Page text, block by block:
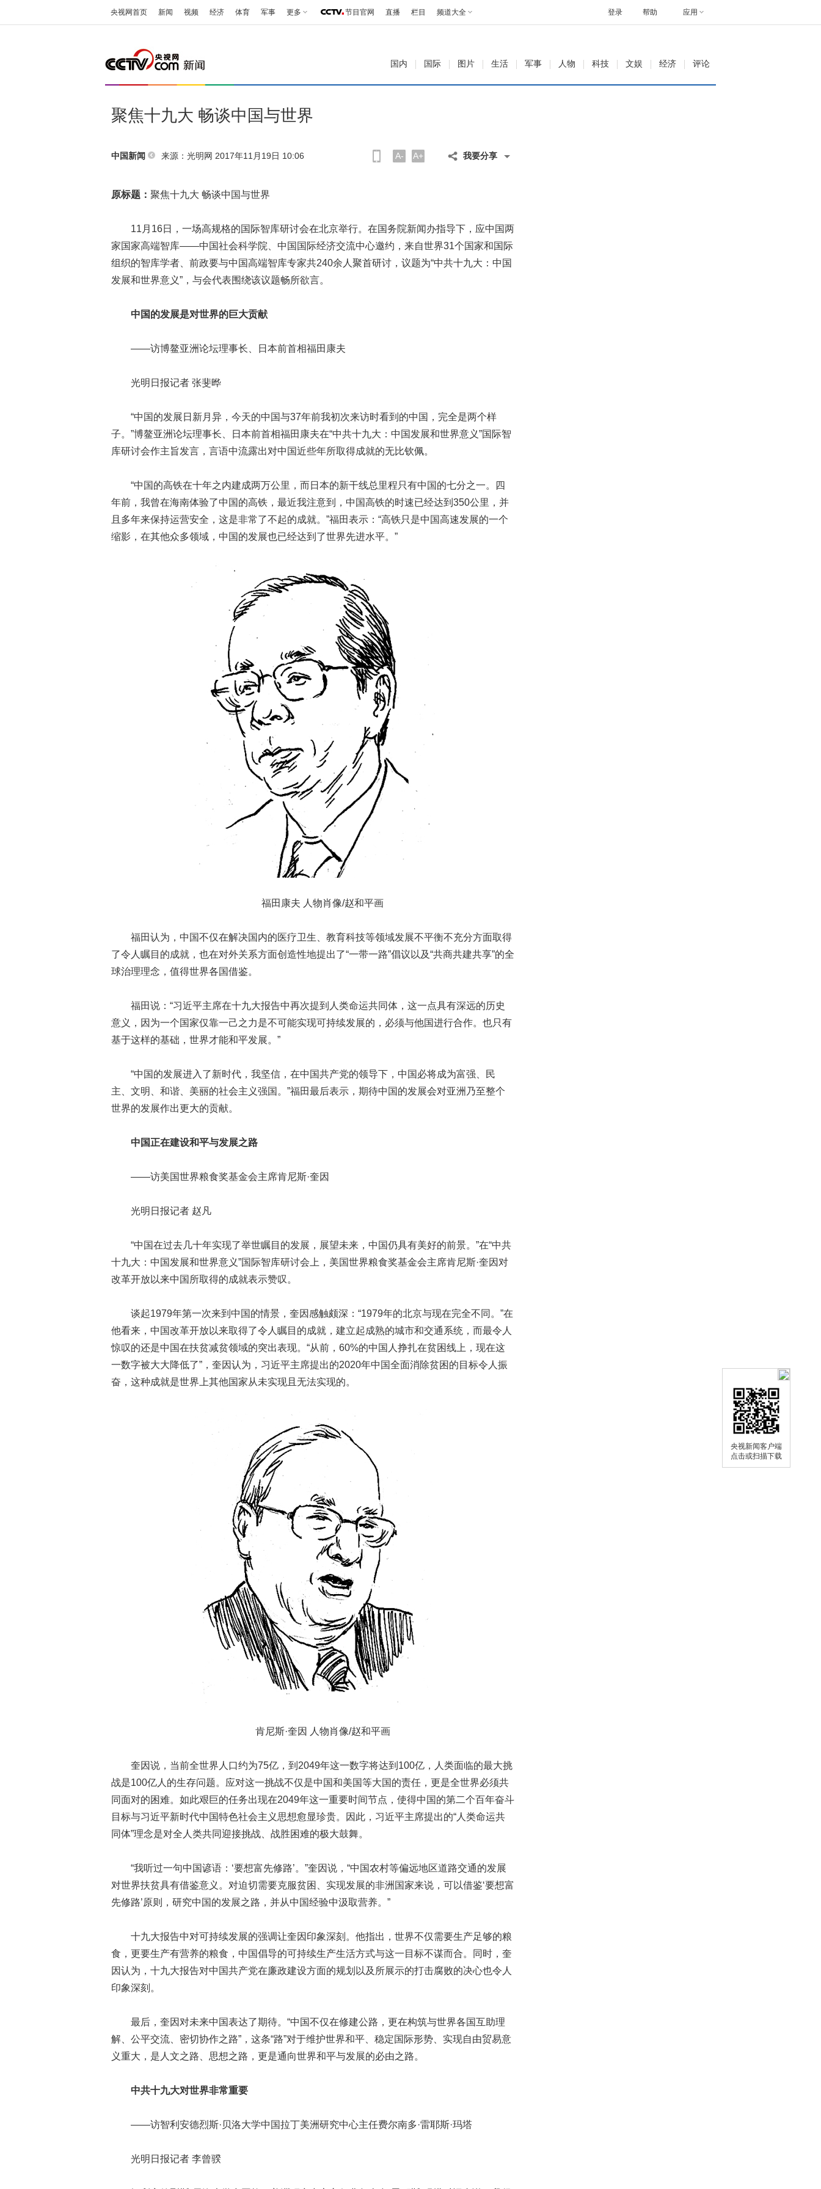
央视新闻客户端
点击或扫描下载
央视网首页 新闻 视频 经济 体育 军事 更多 节目官网 直播 栏目 频道大全 帮助 应用
登录
国内 国际 图片 生活 军事 人物 科技 文娱 经济 评论
聚焦十九大 畅谈中国与世界
中国新闻 来源： 光明网 2017年11月19日 10:06 A- A+ 我要分享
原标题： 聚焦十九大 畅谈中国与世界
11月16日，一场高规格的国际智库研讨会在北京举行。在国务院新闻办指导下，应中国两
家国家高端智库——中国社会科学院、中国国际经济交流中心邀约，来自世界31个国家和国际
组织的智库学者、前政要与中国高端智库专家共240余人聚首研讨，议题为“中共十九大：中国
发展和世界意义”，与会代表围绕该议题畅所欲言。
中国的发展是对世界的巨大贡献
——访博鳌亚洲论坛理事长、日本前首相福田康夫
光明日报记者 张斐晔
“中国的发展日新月异，今天的中国与37年前我初次来访时看到的中国，完全是两个样
子。”博鳌亚洲论坛理事长、日本前首相福田康夫在“中共十九大：中国发展和世界意义”国际智
库研讨会作主旨发言，言语中流露出对中国近些年所取得成就的无比钦佩。
“中国的高铁在十年之内建成两万公里，而日本的新干线总里程只有中国的七分之一。四
年前，我曾在海南体验了中国的高铁，最近我注意到，中国高铁的时速已经达到350公里，并
且多年来保持运营安全，这是非常了不起的成就。”福田表示：“高铁只是中国高速发展的一个
缩影，在其他众多领域，中国的发展也已经达到了世界先进水平。”
福田康夫 人物肖像/赵和平画
福田认为，中国不仅在解决国内的医疗卫生、教育科技等领域发展不平衡不充分方面取得
了令人瞩目的成就，也在对外关系方面创造性地提出了“一带一路”倡议以及“共商共建共享”的全
球治理理念，值得世界各国借鉴。
福田说：“习近平主席在十九大报告中再次提到人类命运共同体，这一点具有深远的历史
意义，因为一个国家仅靠一己之力是不可能实现可持续发展的，必须与他国进行合作。也只有
基于这样的基础，世界才能和平发展。”
“中国的发展进入了新时代，我坚信，在中国共产党的领导下，中国必将成为富强、民
主、文明、和谐、美丽的社会主义强国。”福田最后表示，期待中国的发展会对亚洲乃至整个
世界的发展作出更大的贡献。
中国正在建设和平与发展之路
——访美国世界粮食奖基金会主席肯尼斯·奎因
光明日报记者 赵凡
“中国在过去几十年实现了举世瞩目的发展，展望未来，中国仍具有美好的前景。”在“中共
十九大：中国发展和世界意义”国际智库研讨会上，美国世界粮食奖基金会主席肯尼斯·奎因对
改革开放以来中国所取得的成就表示赞叹。
谈起1979年第一次来到中国的情景，奎因感触颇深：“1979年的北京与现在完全不同。”在
他看来，中国改革开放以来取得了令人瞩目的成就，建立起成熟的城市和交通系统，而最令人
惊叹的还是中国在扶贫减贫领域的突出表现。“从前，60%的中国人挣扎在贫困线上，现在这
一数字被大大降低了”，奎因认为，习近平主席提出的2020年中国全面消除贫困的目标令人振
奋，这种成就是世界上其他国家从未实现且无法实现的。
肯尼斯·奎因 人物肖像/赵和平画
奎因说，当前全世界人口约为75亿，到2049年这一数字将达到100亿，人类面临的最大挑
战是100亿人的生存问题。应对这一挑战不仅是中国和美国等大国的责任，更是全世界必须共
同面对的困难。如此艰巨的任务出现在2049年这一重要时间节点，使得中国的第二个百年奋斗
目标与习近平新时代中国特色社会主义思想愈显珍贵。因此，习近平主席提出的“人类命运共
同体”理念是对全人类共同迎接挑战、战胜困难的极大鼓舞。
“我听过一句中国谚语：‘要想富先修路’。”奎因说，“中国农村等偏远地区道路交通的发展
对世界扶贫具有借鉴意义。对迫切需要克服贫困、实现发展的非洲国家来说，可以借鉴‘要想富
先修路’原则，研究中国的发展之路，并从中国经验中汲取营养。”
十九大报告中对可持续发展的强调让奎因印象深刻。他指出，世界不仅需要生产足够的粮
食，更要生产有营养的粮食，中国倡导的可持续生产生活方式与这一目标不谋而合。同时，奎
因认为，十九大报告对中国共产党在廉政建设方面的规划以及所展示的打击腐败的决心也令人
印象深刻。
最后，奎因对未来中国表达了期待。“中国不仅在修建公路，更在构筑与世界各国互助理
解、公平交流、密切协作之路”，这条“路”对于维护世界和平、稳定国际形势、实现自由贸易意
义重大，是人文之路、思想之路，更是通向世界和平与发展的必由之路。
中共十九大对世界非常重要
——访智利安德烈斯·贝洛大学中国拉丁美洲研究中心主任费尔南多·雷耶斯·玛塔
光明日报记者 李曾骙